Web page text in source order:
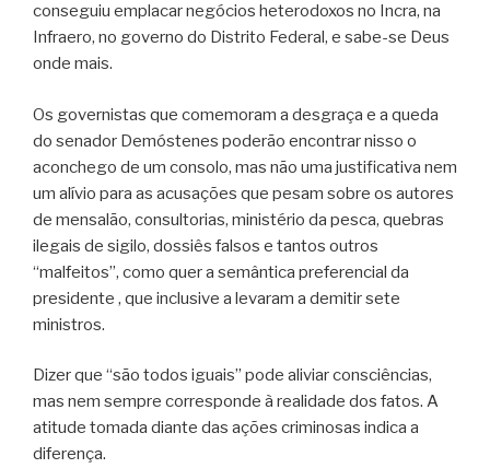
conseguiu emplacar negócios heterodoxos no Incra, na
Infraero, no governo do Distrito Federal, e sabe-se Deus
onde mais.
Os governistas que comemoram a desgraça e a queda
do senador Demóstenes poderão encontrar nisso o
aconchego de um consolo, mas não uma justificativa nem
um alívio para as acusações que pesam sobre os autores
de mensalão, consultorias, ministério da pesca, quebras
ilegais de sigilo, dossiês falsos e tantos outros
“malfeitos”, como quer a semântica preferencial da
presidente , que inclusive a levaram a demitir sete
ministros.
Dizer que “são todos iguais” pode aliviar consciências,
mas nem sempre corresponde à realidade dos fatos. A
atitude tomada diante das ações criminosas indica a
diferença.